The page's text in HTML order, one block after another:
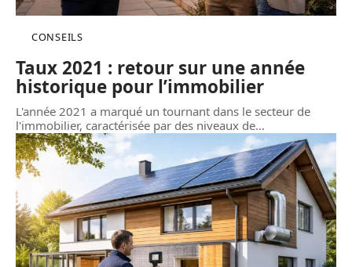
CONSEILS
Taux 2021 : retour sur une année
historique pour l’immobilier
L'année 2021 a marqué un tournant dans le secteur de
l'immobilier, caractérisée par des niveaux de…